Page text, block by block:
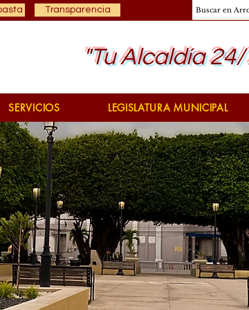
Transparencia
"Tu Alcaldía
SERVICIOS LEGISLATURA MUNICIPAL